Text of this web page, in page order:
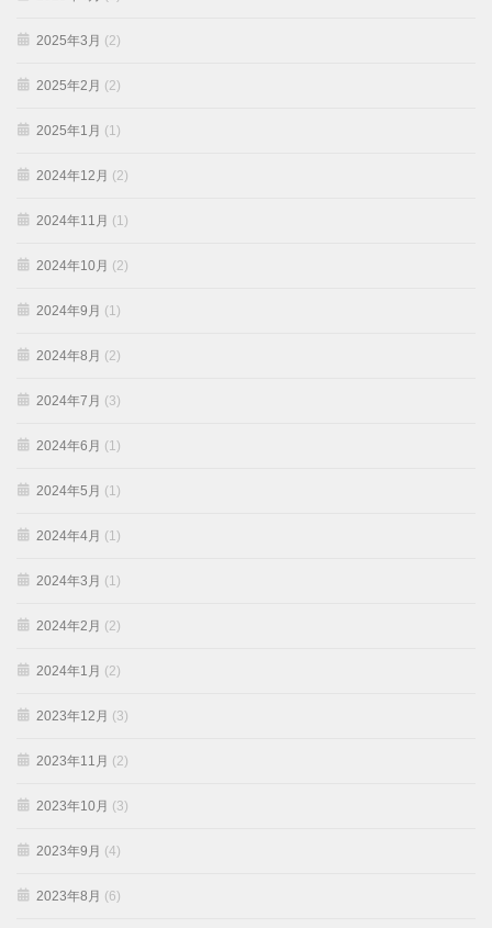
2025年3月 (2)
2025年2月 (2)
2025年1月 (1)
2024年12月 (2)
2024年11月 (1)
2024年10月 (2)
2024年9月 (1)
2024年8月 (2)
2024年7月 (3)
2024年6月 (1)
2024年5月 (1)
2024年4月 (1)
2024年3月 (1)
2024年2月 (2)
2024年1月 (2)
2023年12月 (3)
2023年11月 (2)
2023年10月 (3)
2023年9月 (4)
2023年8月 (6)